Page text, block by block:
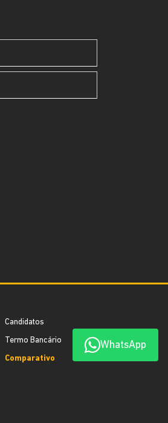
WhatsApp
Candidatos
Termo Bancário
Comparativo